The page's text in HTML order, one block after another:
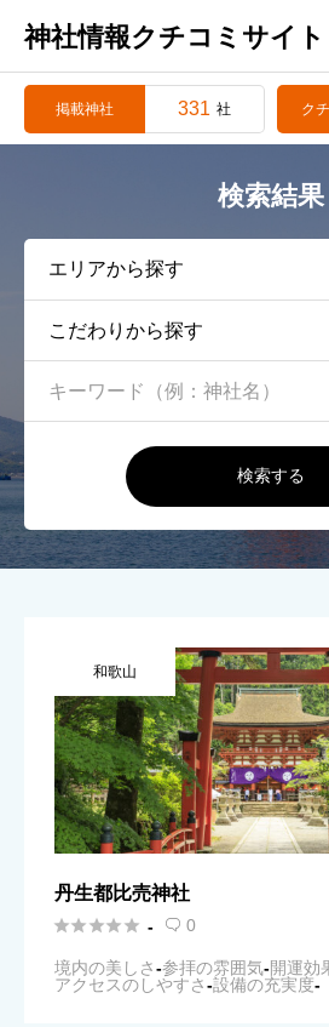
神社情報クチコミサイト
掲載神社 331 社 ク
検索結果
こだわりから探す
検索する
和歌山
丹生都比売神社
 -  0
境内の美しさ-参拝の雰囲気-開運効
アクセスのしやすさ-設備の充実度-